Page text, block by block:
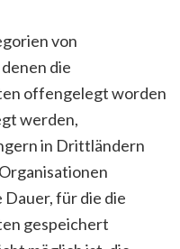
von
die
offengelegt worden
werden,
in Drittländern
für die die
gespeichert